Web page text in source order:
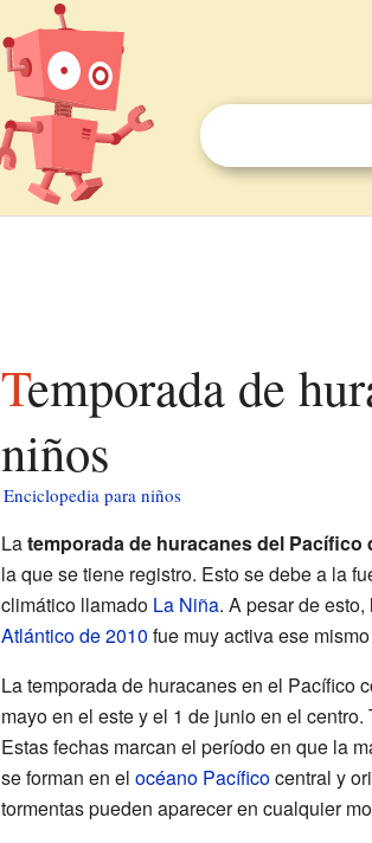
Temporada de huracanes del Pacífico de 2010 para
niños
Enciclopedia para niños
Latemporada de huracanes del Pacífico
la que se tiene registro. Esto se debe a la
climático llamado La Niña. A pesar de esto,
Atlántico de 2010 fue muy activa ese
La temporada de huracanes en el Pacífico
mayo en el este y el 1 de junio en el
Estas fechas marcan el período en que la
se forman en el océano Pacíficocentral y
tormentas pueden aparecer en cualquier